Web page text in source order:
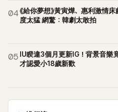
04《給你夢想》黃寅燁、惠利激情
度太猛 網驚：韓劇太敢拍
05 IU睽違3個月更新IG！背景音樂
才認愛小18歲新歡